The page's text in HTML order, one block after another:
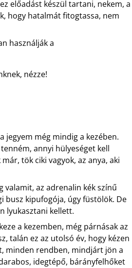
előadást készül tartani, nekem, a
hogy hatalmát fitogtassa, nem
használják a
nézze!
jegyem még mindig a kezében.
annyi hülyeséget kell
tök ciki vagyok, az anya, aki
valamit, az adrenalin kék színű
busz kipufogója, úgy füstölök. De
lyukasztani kellett.
a kezemben, még párnásak az
talán ez az utolsó év, hogy kézen
minden rendben, mindjárt jön a
idegtépő, bárányfelhőket